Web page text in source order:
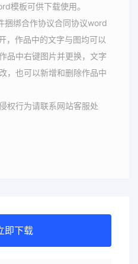
模板可供下载使用。
捆绑合作协议合同协议word
，作品中的文字与图均可以
品中右键图片并更换，文字
，也可以新增和删除作品中
权行为请联系网站客服处
即下载